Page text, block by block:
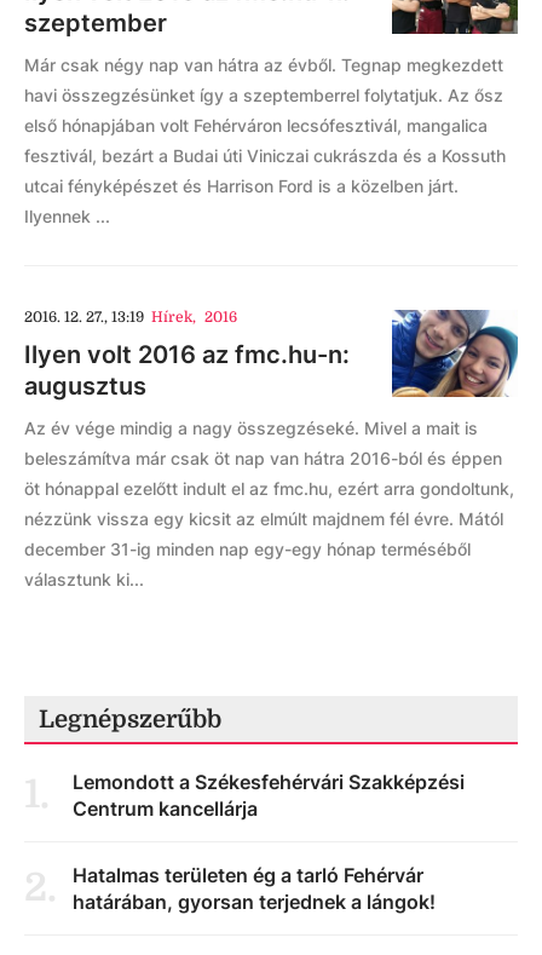
szeptember
Már csak négy nap van hátra az évből. Tegnap megkezdett
havi összegzésünket így a szeptemberrel folytatjuk. Az ősz
első hónapjában volt Fehérváron lecsófesztivál, mangalica
fesztivál, bezárt a Budai úti Viniczai cukrászda és a Kossuth
utcai fényképészet és Harrison Ford is a közelben járt.
Ilyennek ...
2016. 12. 27., 13:19 Hírek, 2016
Ilyen volt 2016 az fmc.hu-n:
augusztus
Az év vége mindig a nagy összegzéseké. Mivel a mait is
beleszámítva már csak öt nap van hátra 2016-ból és éppen
öt hónappal ezelőtt indult el az fmc.hu, ezért arra gondoltunk,
nézzünk vissza egy kicsit az elmúlt majdnem fél évre. Mától
december 31-ig minden nap egy-egy hónap terméséből
választunk ki...
Legnépszerűbb
1.
Lemondott a Székesfehérvári Szakképzési
Centrum kancellárja
2.
Hatalmas területen ég a tarló Fehérvár
határában, gyorsan terjednek a lángok!